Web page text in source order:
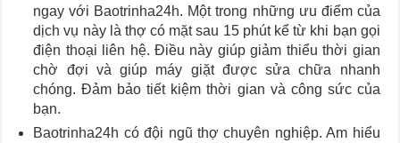
ngay với Baotrinha24h. Một trong những ưu điểm của
dịch vụ này là thợ có mặt sau 15 phút kể từ khi bạn gọi
điện thoại liên hệ. Điều này giúp giảm thiểu thời gian
chờ đợi và giúp máy giặt được sửa chữa nhanh
chóng. Đảm bảo tiết kiệm thời gian và công sức của
bạn.
Baotrinha24h có đội ngũ thợ chuyên nghiệp. Am hiểu